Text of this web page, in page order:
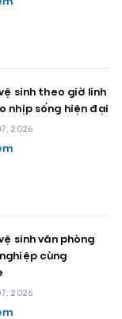
sinh theo giờ linh
nhịp sống hiện đại
2026
sinh văn phòng
cùng
2026